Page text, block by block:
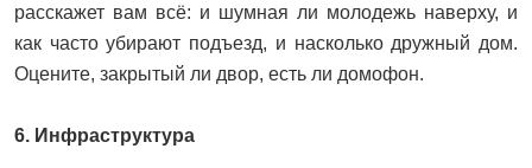
расскажет вам всё: и шумная ли молодежь наверху, и
как часто убирают подъезд, и насколько дружный дом.
Оцените, закрытый ли двор, есть ли домофон.
6. Инфраструктура